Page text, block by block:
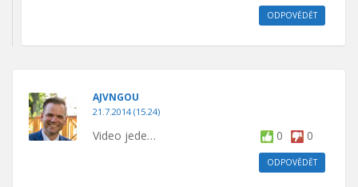
ODPOVĚDĚT
AJVNGOU
21.7.2014 (15.24)
0 0
Video jede…
ODPOVĚDĚT